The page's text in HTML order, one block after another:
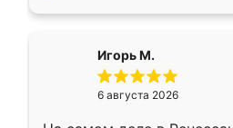
Игорь М.
6 августа 2026